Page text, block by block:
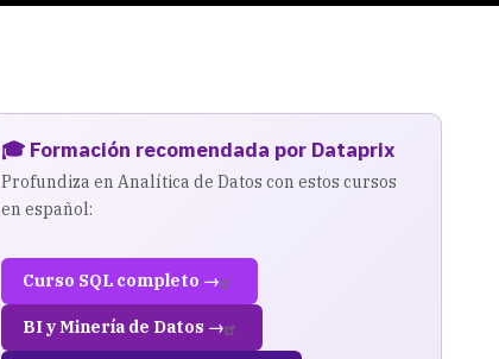
🎓 Formación recomendada por Dataprix
Profundiza en Analítica de Datos con estos cursos
en español:
Curso SQL completo →
BI y Minería de Datos →